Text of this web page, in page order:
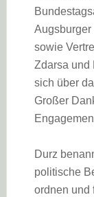
Augsburger
sowie
Zdarsa und
sich über
Großer
Durz
politische
ordnen und